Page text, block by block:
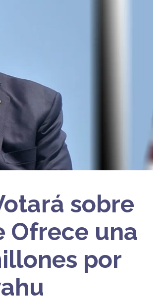
sobre
Ofrece una
por